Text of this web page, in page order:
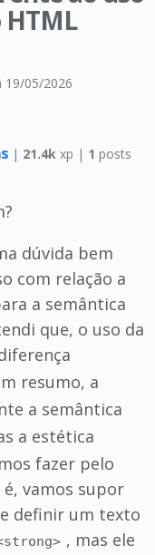
19/05/2026
| 21.4k xp | 1 posts
dúvida bem
com relação a
a semântica
que, o uso da
resumo, a
a semântica
a estética
fazer pelo
é, vamos supor
definir um texto
, mas ele